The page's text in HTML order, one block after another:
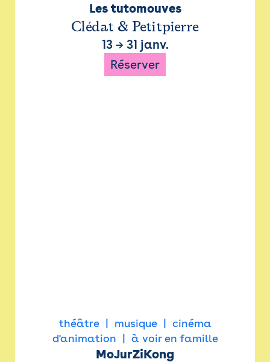
Les tutomouves
Clédat & Petitpierre
13→ 31 janv.
Réserver
théâtre musique
cinéma
d'animation
à voir en famille
MoJurZiKong